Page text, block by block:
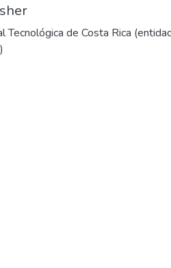
Tecnológica de Costa Rica